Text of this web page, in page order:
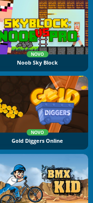
NOVO
Noob Sky Block
NOVO
Gold Diggers Online